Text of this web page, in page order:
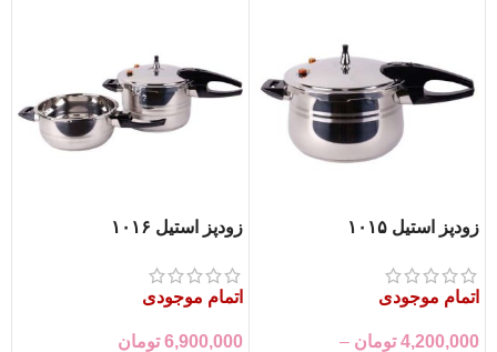
زودپز استیل ۱۰۱۵
اتمام موجودی
4,200,000 تومان –
زودپز استیل ۱۰۱۶
اتمام موجودی
6,900,000 تومان